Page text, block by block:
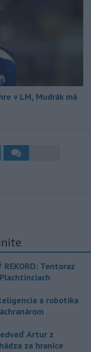
v LM, Mudrák má
REKORD: Tentoraz
a robotika
Artur z
za hranice